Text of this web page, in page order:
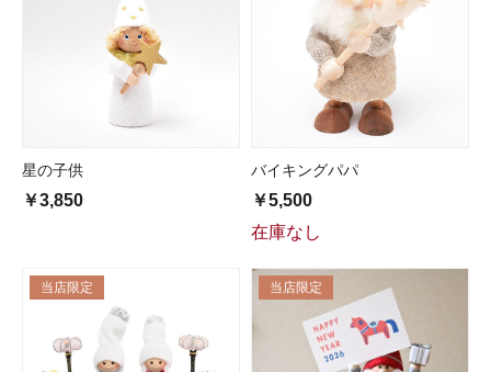
星の子供
￥3,850
バイキングパパ
￥5,500
在庫なし
当店限定 当店限定